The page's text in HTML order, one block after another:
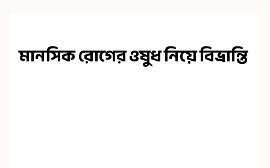
মানসিক রোগের ওষুধ নিয়ে বিভ্রান্তি